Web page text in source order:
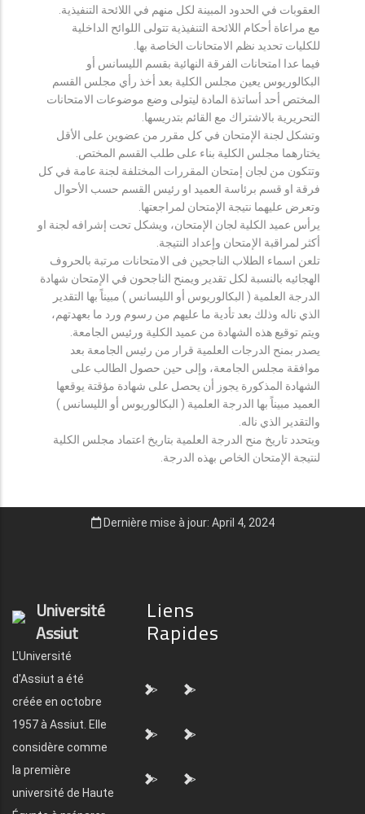
العقوبات في الحدود المبينة لكل منهم في اللائحة التنفيذية.
مع مراعاة أحكام اللائحة التنفيذية تتولى اللوائح الداخلية
للكليات تحديد نظم الامتحانات الخاصة بها.
فيما عدا امتحانات الفرقة النهائية بقسم الليسانس أو
البكالوريوس يعين مجلس الكلية بعد أخذ رأي مجلس القسم
المختص أحد أساتذة المادة ليتولى وضع موضوعات الامتحانات
التحريرية بالاشتراك مع القائم بتدريسها.
وتشكل لجنة الإمتحان في كل مقرر من عضوين على الأقل
يختارهما مجلس الكلية بناء على طلب القسم المختص.
وتتكون من لجان إمتحان المقررات المختلفة لجنة عامة في كل
فرقة او قسم برئاسة العميد او رئيس القسم حسب الأحوال
وتعرض عليهما نتيجة الإمتحان لمراجعتها.
يرأس عميد الكلية لجان الإمتحان، ويشكل تحت إشرافه لجنة او
أكثر لمراقبة الإمتحان وإعداد النتيجة.
تلعن اسماء الطلاب الناجحين فى الامتحانات مرتبة بالحروف
الهجائيه بالنسبة لكل تقدير ويمنح الناجحون في الإمتحان شهادة
الدرجة العلمية ( البكالوريوس أو الليسانس ) مبيناً بها التقدير
الذي ناله وذلك بعد تأدية ما عليهم من رسوم ورد ما بعهدتهم،
ويتم توقيع هذه الشهادة من عميد الكلية ورئيس الجامعة.
يصدر بمنح الدرجات العلمية قرار من رئيس الجامعة بعد
موافقة مجلس الجامعة، وإلى حين حصول الطالب على
الشهادة المذكورة يجوز أن يحصل على شهادة مؤقتة يوقعها
العميد مبيناً بها الدرجة العلمية ( البكالوريوس أو الليسانس )
والتقدير الذي ناله.
ويتحدد تاريخ منح الدرجة العلمية بتاريخ اعتماد مجلس الكلية
لنتيجة الإمتحان الخاص بهذه الدرجة.
Dernière mise à jour: April 4, 2024
Université
Assiut
L'Université
d'Assiut a été
créée en octobre
1957 à Assiut. Elle
considère comme
la première
université de Haute
Liens
Rapides
"> ">
"> ">
"> ">